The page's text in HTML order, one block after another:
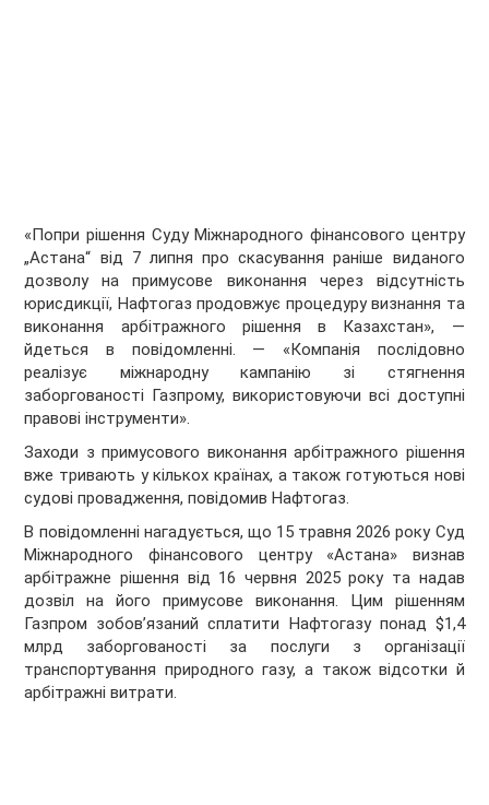
«Попри рішення Суду Міжнародного фінансового центру
„Астана“ від 7 липня про скасування раніше виданого
дозволу на примусове виконання через відсутність
юрисдикції, Нафтогаз продовжує процедуру визнання та
виконання арбітражного рішення в Казахстан», —
йдеться в повідомленні. — «Компанія послідовно
реалізує міжнародну кампанію зі стягнення
заборгованості Газпрому, використовуючи всі доступні
правові інструменти».
Заходи з примусового виконання арбітражного рішення
вже тривають у кількох країнах, а також готуються нові
судові провадження, повідомив Нафтогаз.
В повідомленні нагадується, що 15 травня 2026 року Суд
Міжнародного фінансового центру «Астана» визнав
арбітражне рішення від 16 червня 2025 року та надав
дозвіл на його примусове виконання. Цим рішенням
Газпром зобов’язаний сплатити Нафтогазу понад $1,4
млрд заборгованості за послуги з організації
транспортування природного газу, а також відсотки й
арбітражні витрати.